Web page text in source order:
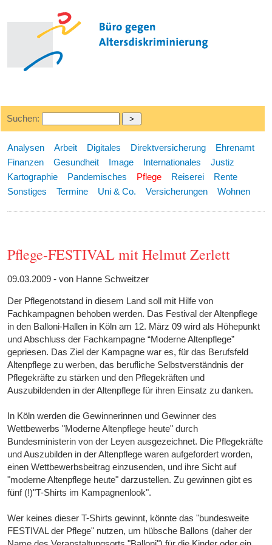
Suchen:
Analysen Arbeit Digitales Direktversicherung
Ehrenamt
Finanzen
Gesundheit Image Internationales
Justiz
Kartographie
Pandemisches Pflege Reiserei
Rente
Sonstiges
Termine Uni & Co. Versicherungen Wohnen
Pflege-FESTIVAL mit Helmut Zerlett
09.03.2009 - von Hanne Schweitzer
Der Pflegenotstand in diesem Land soll mit Hilfe von
Fachkampagnen behoben werden. Das Festival der Altenpflege
in den Balloni-Hallen in Köln am 12. März 09 wird als Höhepunkt
und Abschluss der Fachkampagne “Moderne Altenpflege”
gepriesen. Das Ziel der Kampagne war es, für das Berufsfeld
Altenpflege zu werben, das berufliche Selbstverständnis der
Pflegekräfte zu stärken und den Pflegekräften und
Auszubildenden in der Altenpflege für ihren Einsatz zu danken.
In Köln werden die Gewinnerinnen und Gewinner des
Wettbewerbs "Moderne Altenpflege heute" durch
Bundesministerin von der Leyen ausgezeichnet. Die Pflegekräfte
und Auszubilden in der Altenpflege waren aufgefordert worden,
einen Wettbewerbsbeitrag einzusenden, und ihre Sicht auf
"moderne Altenpflege heute" darzustellen. Zu gewinnen gibt es
fünf (!)"T-Shirts im Kampagnenlook".
Wer keines dieser T-Shirts gewinnt, könnte das "bundesweite
FESTIVAL der Pflege" nutzen, um hübsche Ballons (daher der